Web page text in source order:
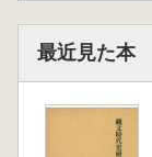
最近見た本